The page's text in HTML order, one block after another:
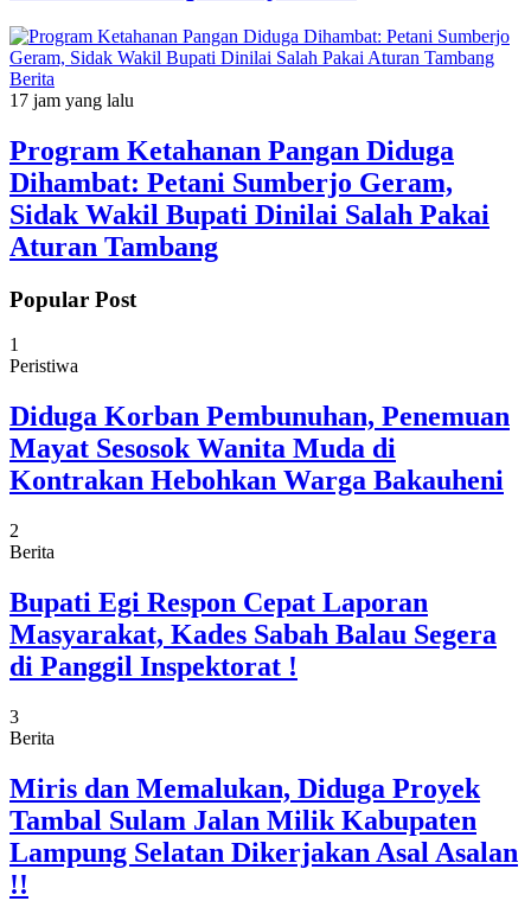
Berita
17 jam yang lalu
Program Ketahanan Pangan Diduga
Dihambat: Petani Sumberjo Geram,
Sidak Wakil Bupati Dinilai Salah Pakai
Aturan Tambang
Popular Post
1
Peristiwa
Diduga Korban Pembunuhan, Penemuan
Mayat Sesosok Wanita Muda di
Kontrakan Hebohkan Warga Bakauheni
2
Berita
Bupati Egi Respon Cepat Laporan
Masyarakat, Kades Sabah Balau Segera
di Panggil Inspektorat !
3
Berita
Miris dan Memalukan, Diduga Proyek
Tambal Sulam Jalan Milik Kabupaten
Lampung Selatan Dikerjakan Asal Asalan
!!